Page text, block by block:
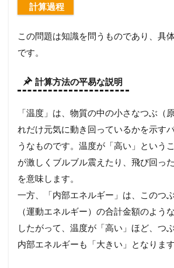
計算過程
この問題は知識を問うものであり、具
です。
計算方法の平易な説明
「温度」は、物質の中の小さなつぶ（
れだけ元気に動き回っているかを示す
うなものです。温度が「高い」という
が激しくブルブル震えたり、飛び回っ
を意味します。
一方、「内部エネルギー」は、このつ
（運動エネルギー）の合計金額のよう
したがって、温度が「高い」ほど、つ
内部エネルギーも「大きい」となります